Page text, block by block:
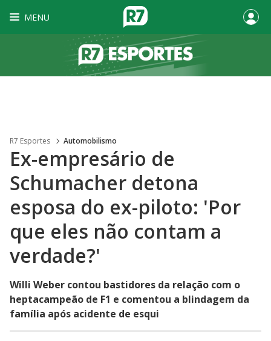
MENU
R7 Esportes Automobilismo
Ex-empresário de
Schumacher detona
esposa do ex-piloto: 'Por
que eles não contam a
verdade?'
Willi Weber contou bastidores da relação com o
heptacampeão de F1 e comentou a blindagem da
família após acidente de esqui